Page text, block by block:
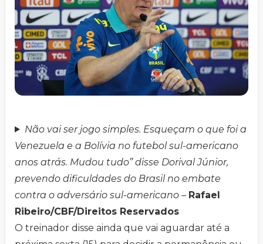
Não vai ser jogo simples. Esqueçam o que foi a
Venezuela e a Bolívia no futebol sul-americano
anos atrás. Mudou tudo” disse Dorival Júnior,
prevendo dificuldades do Brasil no embate
contra o adversário sul-americano – Rafael
Ribeiro/CBF/Direitos Reservados
O treinador disse ainda que vai aguardar até a